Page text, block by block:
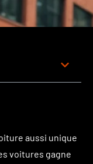
aussi unique
voitures gagne